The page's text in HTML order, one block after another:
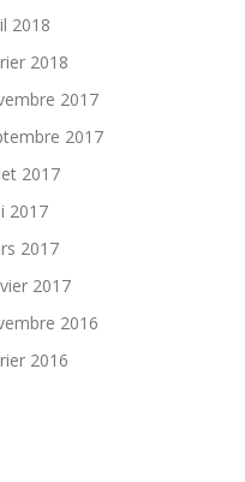
2018
2018
2017
2017
2017
2017
2017
2017
2016
2016